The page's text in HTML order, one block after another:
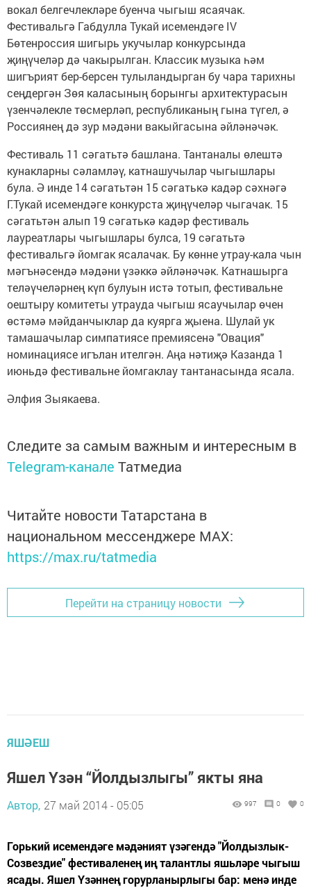
вокал белгечлекләре буенча чыгыш ясаячак.
Фестивальгә Габдулла Тукай исемендәге IV
Бөтенроссия шигырь укучылар конкурсында
җиңүчеләр дә чакырылган. Классик музыка һәм
шигърият бер-берсен тулыландырган бу чара тарихны
сеңдергән Зөя каласының борынгы архитектурасын
үзенчәлекле төсмерләп, республиканың гына түгел, ә
Россиянең дә зур мәдәни вакыйгасына әйләнәчәк.
Фестиваль 11 сәгатьтә башлана. Тантаналы өлештә
кунакларны сәламләү, катнашучылар чыгышлары
була. Ә инде 14 сәгатьтән 15 сәгатькә кадәр сәхнәгә
Г.Тукай исемендәге конкурста җиңүчеләр чыгачак. 15
сәгатьтән алып 19 сәгатькә кадәр фестиваль
лауреатлары чыгышлары булса, 19 сәгатьтә
фестивальгә йомгак ясалачак. Бу көнне утрау-кала чын
мәгънәсендә мәдәни үзәккә әйләнәчәк. Катнашырга
теләүчеләрнең күп булуын истә тотып, фестивальне
оештыру комитеты утрауда чыгыш ясаучылар өчен
өстәмә мәйданчыклар да куярга җыена. Шулай ук
тамашачылар симпатиясе премиясенә "Овация"
номинациясе игълан ителгән. Аңа нәтиҗә Казанда 1
июньдә фестивальне йомгаклау тантанасында ясала.
Әлфия Зыякаева.
Следите за самым важным и интересным в
Telegram-канале Татмедиа
Читайте новости Татарстана в
национальном мессенджере MАХ:
https://max.ru/tatmedia
Перейти на страницу новости
ЯШӘЕШ
Яшел Үзән “Йолдызлыгы” якты яна
Автор, 27 май 2014 - 05:05 997 0 0
Горький исемендәге мәдәният үзәгендә "Йолдызлык-
Созвездие" фестиваленең иң талантлы яшьләре чыгыш
ясады. Яшел Үзәннең горурланырлыгы бар: менә инде